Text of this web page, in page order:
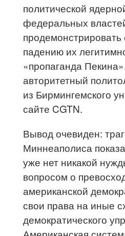
политической
федеральных
продемонстрировать
падению их
«пропаганда
авторитетный
из Бирмингемского
сайте CGTN.
Вывод очевиден:
Миннеаполиса
уже нет никакой
вопросом о
американской
свои права на иные
демократического